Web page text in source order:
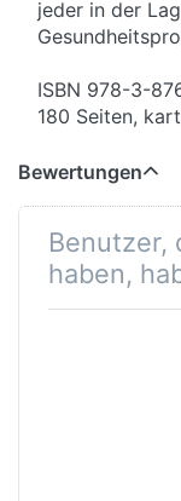
jeder in der
ISBN 978-3-
180 Seiten,
Bewertungen
Benutzer,
haben,